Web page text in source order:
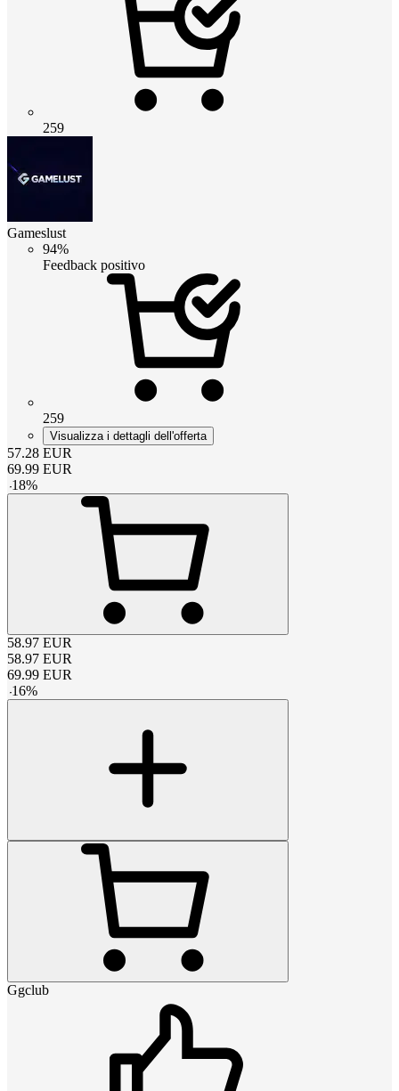
259
Gameslust
94%
Feedback positivo
259
Visualizza i dettagli dell'offerta
57.28 EUR
69.99 EUR
-18%
58.97 EUR
58.97 EUR
69.99 EUR
-16%
Ggclub